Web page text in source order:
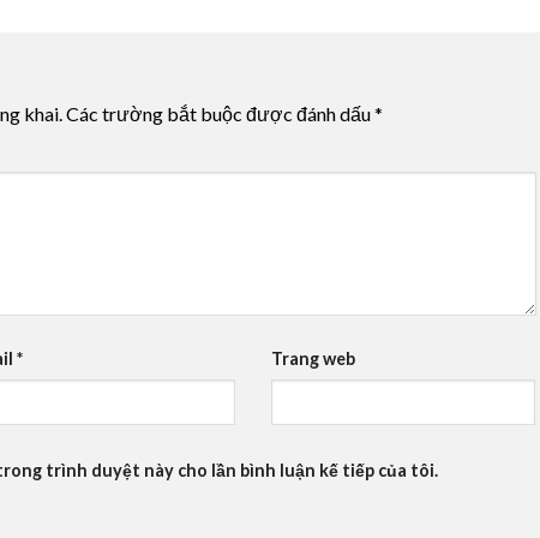
khai. Các trường bắt buộc được đánh dấu*
* Trang web
trình duyệt này cho lần bình luận kế tiếp của tôi.